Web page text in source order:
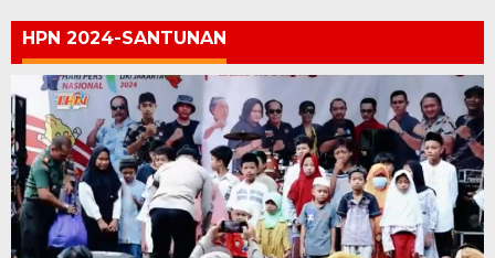
HPN 2024-SANTUNAN